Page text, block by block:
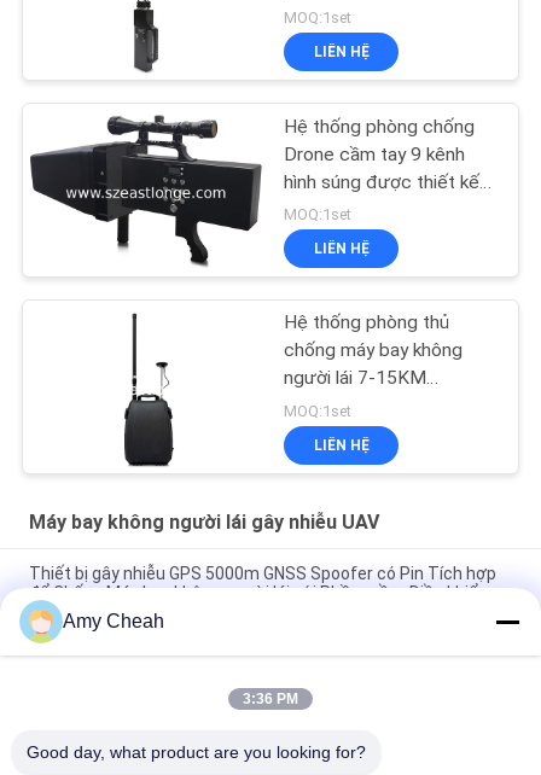
drone UAV Jammer
incorporating Jamming
range 50-500 meters)
mối đe dọa UAV
MOQ:1set
LIÊN HỆ
Hệ thống phòng chống
Drone cầm tay 9 kênh
hình súng được thiết kế
để tăng cường an ninh tại
các khu vực nhạy cảm
với khoảng cách gây
MOQ:1set
LIÊN HỆ
Hệ thống phòng thủ
chống máy bay không
người lái 7-15KM
Backpack GPS Spoofing
MOQ:1set
LIÊN HỆ
Máy bay không người lái gây nhiễu UAV
Thiết bị gây nhiễu GPS 5000m GNSS Spoofer có Pin Tích hợp
để Chống Máy bay không người lái với Phần mềm Điều khiển
UAV-J2020 Series 160MHz 230W Hệ thống UAV chống phát
hiện phổ
Hệ thống gây nhiễu GPS 6 kênh 3000m cho UAV chống máy
Amy Cheah
3:36 PM
Good day, what product are you looking for?